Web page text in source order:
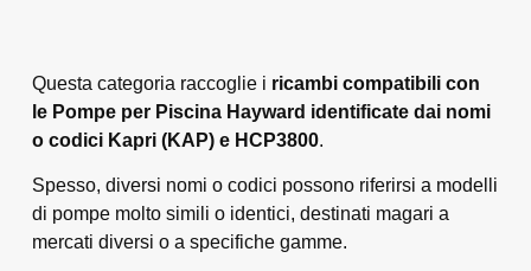
Questa categoria raccoglie i ricambi compatibili con
le Pompe per Piscina Hayward identificate dai nomi
o codici Kapri (KAP) e HCP3800.
Spesso, diversi nomi o codici possono riferirsi a modelli
di pompe molto simili o identici, destinati magari a
mercati diversi o a specifiche gamme.